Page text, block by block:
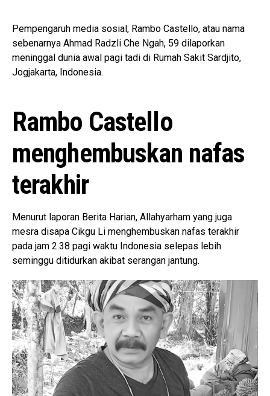
Pempengaruh media sosial, Rambo Castello, atau nama
sebenarnya Ahmad Radzli Che Ngah, 59 dilaporkan
meninggal dunia awal pagi tadi di Rumah Sakit Sardjito,
Jogjakarta, Indonesia.
Rambo Castello
menghembuskan nafas
terakhir
Menurut laporan Berita Harian, Allahyarham yang juga
mesra disapa Cikgu Li menghembuskan nafas terakhir
pada jam 2.38 pagi waktu Indonesia selepas lebih
seminggu ditidurkan akibat serangan jantung.